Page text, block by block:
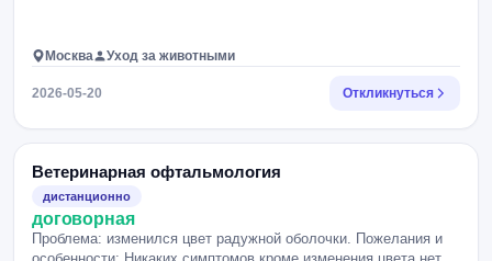
Москва Уход за животными
2026-05-20 Откликнуться
Ветеринарная офтальмология
дистанционно
договорная
Проблема: изменился цвет радужной оболочки. Пожелания и